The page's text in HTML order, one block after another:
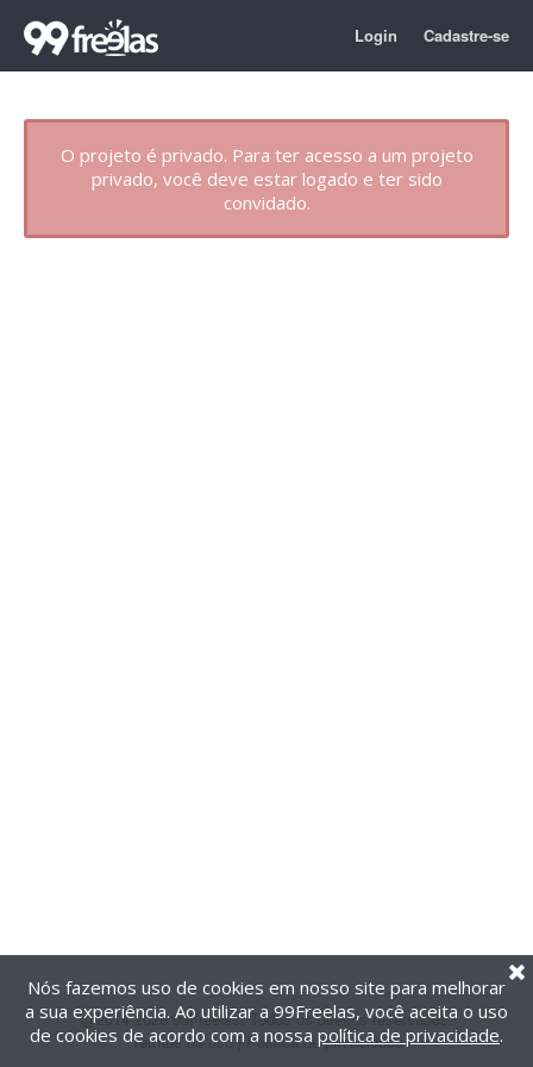
Login Cadastre-se
O projeto é privado. Para ter acesso a um projeto
privado, você deve estar logado e ter sido
convidado.
@2014-2026 99Freelas. Todos os direitos reservados.
Termos de uso| Política de privacidade
Nós fazemos uso de cookies em nosso site para melhorar
a sua experiência. Ao utilizar a 99Freelas, você aceita o uso
de cookies de acordo com a nossa política de privacidade.